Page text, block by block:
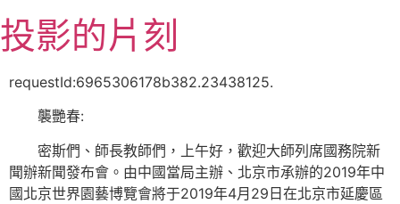
至
主
投影的片刻
requestId:6965306178b382.23438125.
襲艷春:
密斯們、師長教師們，上午好，歡迎大師列席國務院新
聞辦新聞發布會。由中國當局主辦、北京市承辦的2019年中
國北京世界園藝博覽會將于2019年4月29日在北京市延慶區